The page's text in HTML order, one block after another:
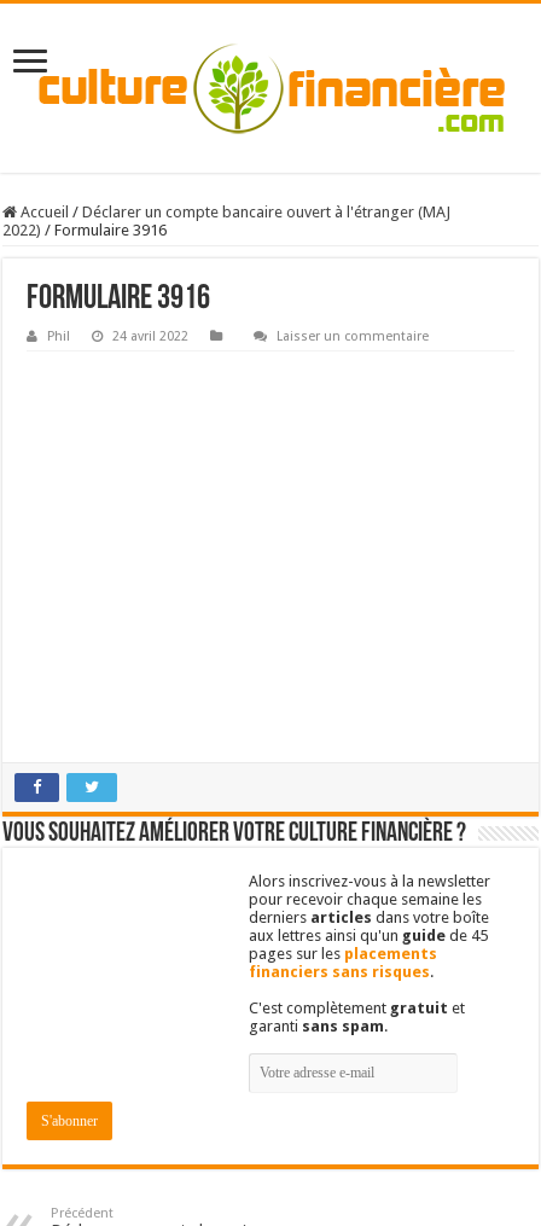
Accueil / Déclarer un compte bancaire ouvert à l'étranger (MAJ
2022) / Formulaire 3916
Formulaire 3916
Phil 24 avril 2022 Laisser un commentaire
Vous souhaitez améliorer votre culture financière ?
Alors inscrivez-vous à la newsletter
pour recevoir chaque semaine les
derniers articles dans votre boîte
aux lettres ainsi qu'un guide de 45
pages sur les placements
financiers sans risques.
C'est complètement gratuit et
garanti sans spam.
Précédent